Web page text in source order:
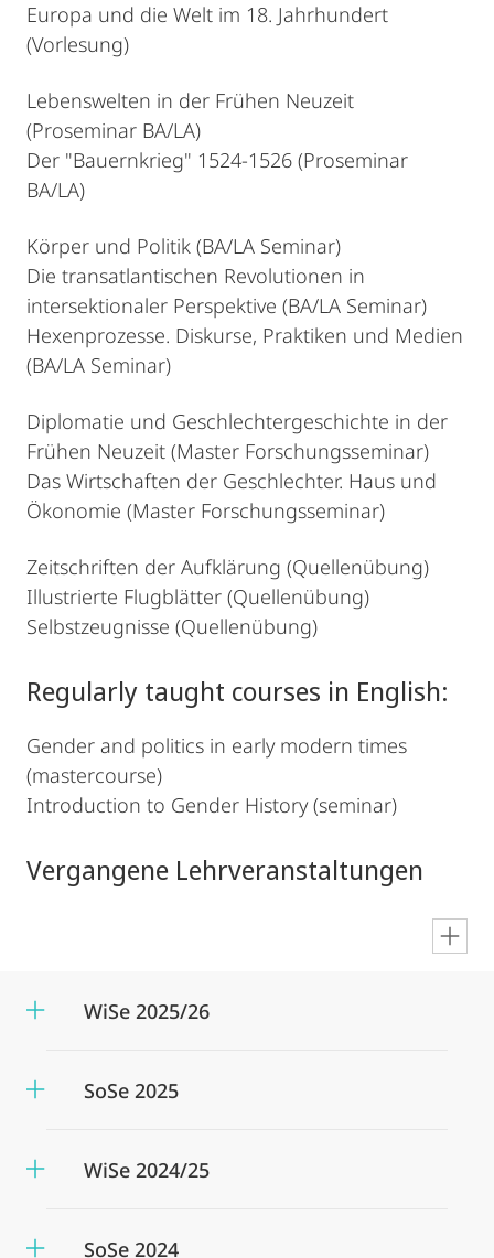
Europa und die Welt im 18. Jahrhundert
(Vorlesung)
Lebenswelten in der Frühen Neuzeit
(Proseminar BA/LA)
Der "Bauernkrieg" 1524-1526 (Proseminar
BA/LA)
Körper und Politik (BA/LA Seminar)
Die transatlantischen Revolutionen in
intersektionaler Perspektive (BA/LA Seminar)
Hexenprozesse. Diskurse, Praktiken und Medien
(BA/LA Seminar)
Diplomatie und Geschlechtergeschichte in der
Frühen Neuzeit (Master Forschungsseminar)
Das Wirtschaften der Geschlechter. Haus und
Ökonomie (Master Forschungsseminar)
Zeitschriften der Aufklärung (Quellenübung)
Illustrierte Flugblätter (Quellenübung)
Selbstzeugnisse (Quellenübung)
Regularly taught courses in English:
Gender and politics in early modern times
(mastercourse)
Introduction to Gender History (seminar)
Vergangene Lehrveranstaltungen
WiSe 2025/26
SoSe 2025
WiSe 2024/25
SoSe 2024